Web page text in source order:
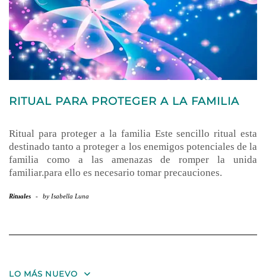
RITUAL PARA PROTEGER A LA FAMILIA
Ritual para proteger a la familia Este sencillo ritual esta
destinado tanto a proteger a los enemigos potenciales de la
familia como a las amenazas de romper la unida
familiar.para ello es necesario tomar precauciones.
Rituales - by Isabella Luna
LO MÁS NUEVO